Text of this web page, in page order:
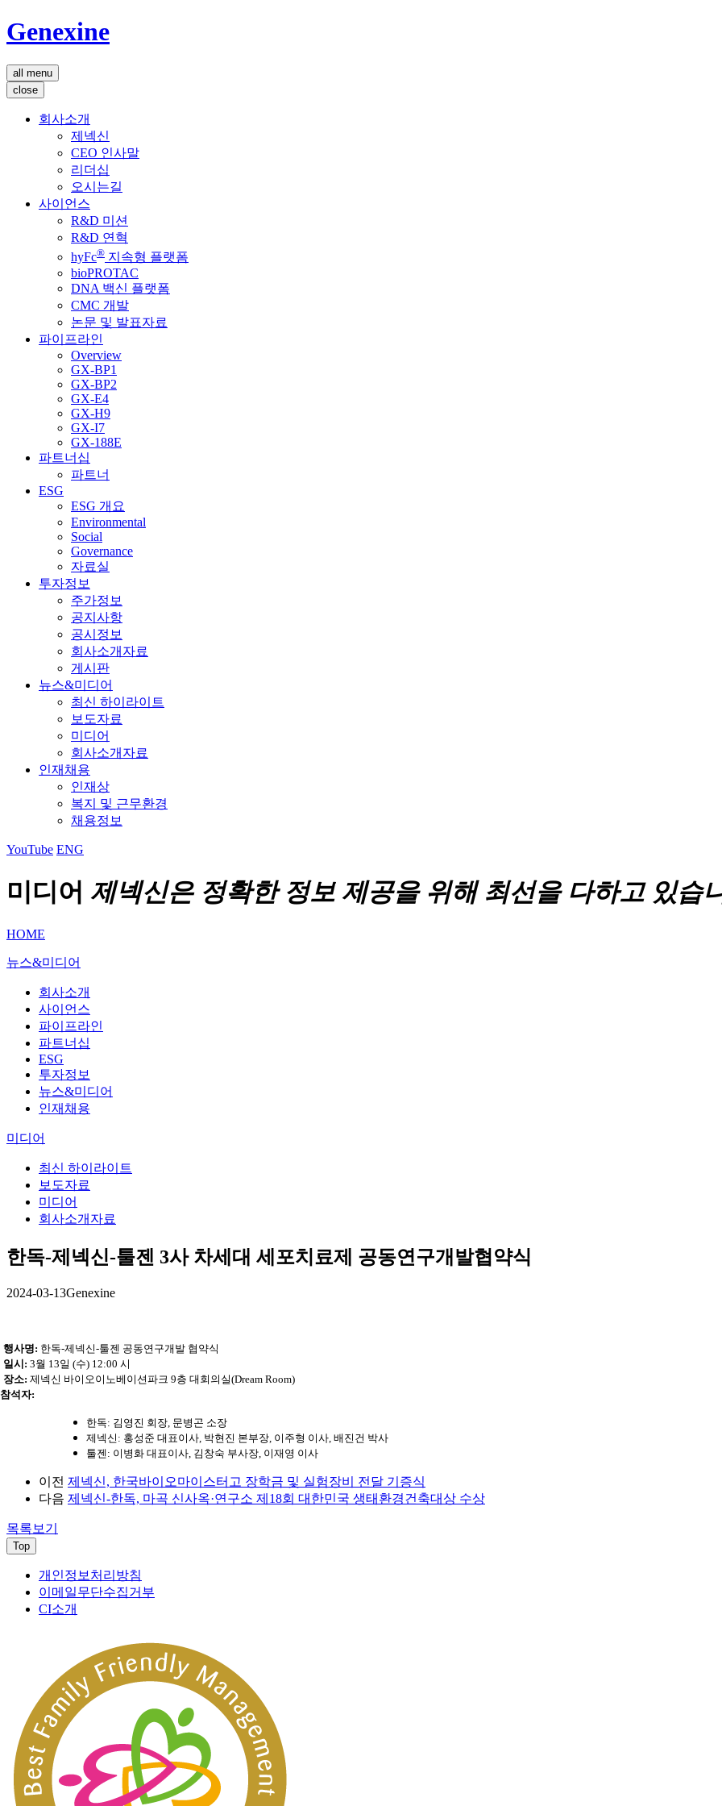
Genexine
all menu
close
회사소개
제넥신
CEO 인사말
리더십
오시는길
사이언스
R&D 미션
R&D 연혁
hyFc® 지속형 플랫폼
bioPROTAC
DNA 백신 플랫폼
CMC 개발
논문 및 발표자료
파이프라인
Overview
GX-BP1
GX-BP2
GX-E4
GX-H9
GX-I7
GX-188E
파트너십
파트너
ESG
ESG 개요
Environmental
Social
Governance
자료실
투자정보
주가정보
공지사항
공시정보
회사소개자료
게시판
뉴스&미디어
최신 하이라이트
보도자료
미디어
회사소개자료
인재채용
인재상
복지 및 근무환경
채용정보
YouTube ENG
미디어 제넥신은 정확한 정보 제공을 위해 최선을 다하고 있습
HOME
뉴스&미디어
회사소개
사이언스
파이프라인
파트너십
ESG
투자정보
뉴스&미디어
인재채용
미디어
최신 하이라이트
보도자료
미디어
회사소개자료
한독-제넥신-툴젠 3사 차세대 세포치료제 공동연구개발협약식
2024-03-13Genexine
행사명: 한독-제넥신-툴젠 공동연구개발 협약식
일시: 3월 13일 (수) 12:00 시
장소: 제넥신 바이오이노베이션파크 9층 대회의실(Dream Room)
참석자:
한독: 김영진 회장, 문병곤 소장
제넥신: 홍성준 대표이사, 박현진 본부장, 이주형 이사, 배진건 박사
툴젠: 이병화 대표이사, 김창숙 부사장, 이재영 이사
이전 제넥신, 한국바이오마이스터고 장학금 및 실험장비 전달 기증식
다음 제넥신-한독, 마곡 신사옥·연구소 제18회 대한민국 생태환경건축대상 수상
목록보기
Top
개인정보처리방침
이메일무단수집거부
CI소개